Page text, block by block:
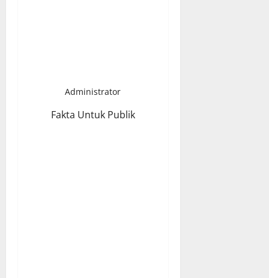
Administrator
Fakta Untuk Publik